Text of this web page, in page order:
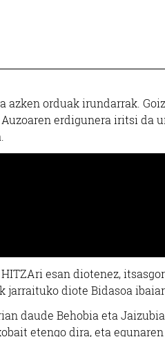
azken orduak irundarrak.
erdigunera iritsi da
esan diotenez,
jarraituko diote Bidasoa
daude Behobia eta
etengo dira, eta
LANDARE